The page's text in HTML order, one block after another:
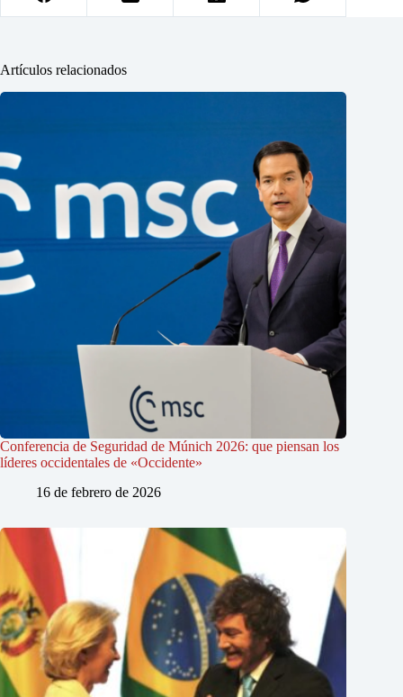
Artículos relacionados
Conferencia de Seguridad de Múnich 2026: que piensan los
líderes occidentales de «Occidente»
16 de febrero de 2026